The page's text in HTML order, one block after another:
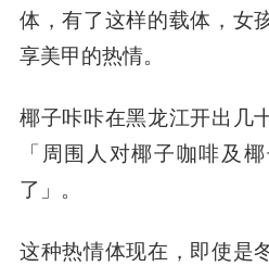
体，有了这样的载体，女
享美甲的热情。
椰子咔咔在黑龙江开出几
「周围人对椰子咖啡及
了」。
这种热情体现在，即使是